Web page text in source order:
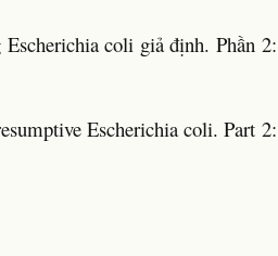
coli giả định. Phần 2:
Escherichia coli. Part 2: